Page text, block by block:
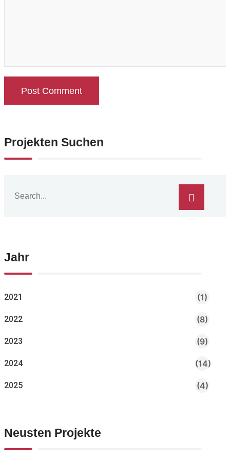
Projekten Suchen
Jahr
2021 (1)
2022 (8)
2023 (9)
2024 (14)
2025 (4)
Neusten Projekte